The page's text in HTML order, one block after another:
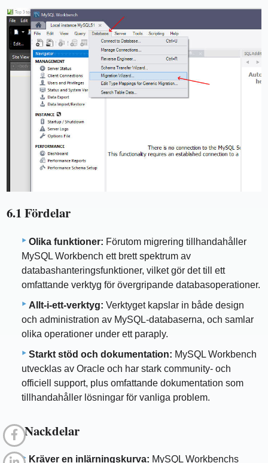
6.1 Fördelar
Olika funktioner: Förutom migrering tillhandahåller
MySQL Workbench ett brett spektrum av
databashanteringsfunktioner, vilket gör det till ett
omfattande verktyg för övergripande databasoperationer.
Allt-i-ett-verktyg: Verktyget kapslar in både design
och administration av MySQL-databaserna, och samlar
olika operationer under ett paraply.
Starkt stöd och dokumentation: MySQL Workbench
utvecklas av Oracle och har stark community- och
officiell support, plus omfattande dokumentation som
tillhandahåller lösningar för vanliga problem.
6.2 Nackdelar
Kräver en inlärningskurva: MySQL Workbenchs